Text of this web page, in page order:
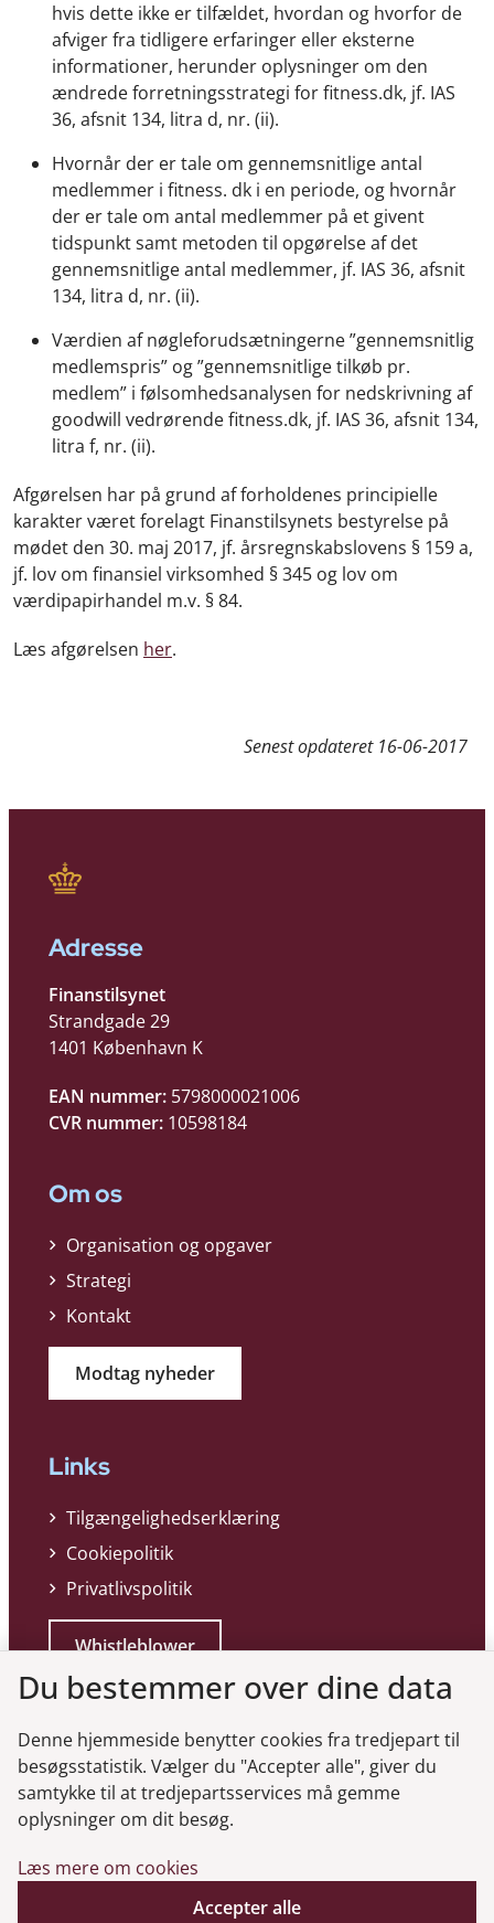
hvis dette ikke er tilfældet, hvordan og hvorfor de
afviger fra tidligere erfaringer eller eksterne
informationer, herunder oplysninger om den
ændrede forretningsstrategi for fitness.dk, jf. IAS
36, afsnit 134, litra d, nr. (ii).
Hvornår der er tale om gennemsnitlige antal
medlemmer i fitness. dk i en periode, og hvornår
der er tale om antal medlemmer på et givent
tidspunkt samt metoden til opgørelse af det
gennemsnitlige antal medlemmer, jf. IAS 36, afsnit
134, litra d, nr. (ii).
Værdien af nøgleforudsætningerne ”gennemsnitlig
medlemspris” og ”gennemsnitlige tilkøb pr.
medlem” i følsomhedsanalysen for nedskrivning af
goodwill vedrørende fitness.dk, jf. IAS 36, afsnit 134,
litra f, nr. (ii).
Afgørelsen har på grund af forholdenes principielle
karakter været forelagt Finanstilsynets bestyrelse på
mødet den 30. maj 2017, jf. årsregnskabslovens § 159 a,
jf. lov om finansiel virksomhed § 345 og lov om
værdipapirhandel m.v. § 84.
Læs afgørelsen her.
Senest opdateret 16-06-2017
Adresse
Finanstilsynet
Strandgade 29
1401 København K
EAN nummer: 5798000021006
CVR nummer: 10598184
Om os
Organisation og opgaver
Strategi
Kontakt
Modtag nyheder
Links
Tilgængelighedserklæring
Cookiepolitik
Privatlivspolitik
Whistleblower
Genveje
Gå til virksomhedsregisteret
Gå til selskabsmeddelelser
Du bestemmer over dine data
Denne hjemmeside benytter cookies fra tredjepart til
besøgsstatistik. Vælger du "Accepter alle", giver du
samtykke til at tredjepartsservices må gemme
oplysninger om dit besøg.
Læs mere om cookies
Accepter alle